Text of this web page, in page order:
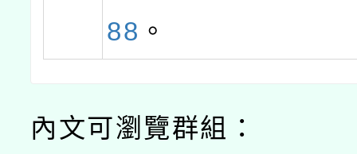
88 。
內文可瀏覽群組：